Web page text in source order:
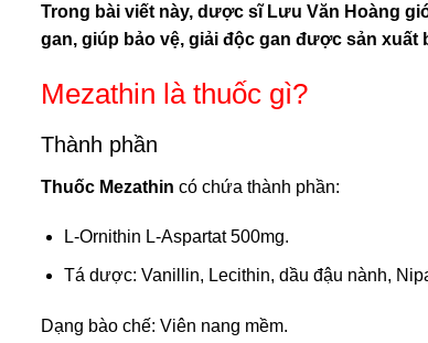
Trong bài viết này, dược sĩ Lưu Văn Hoàng
gan, giúp bảo vệ, giải độc gan được sản xuất
Mezathin là thuốc gì?
Thành phần
Thuốc Mezathin có chứa thành phần:
L-Ornithin L-Aspartat 500mg.
Tá dược: Vanillin, Lecithin, dầu đậu nành,
Dạng bào chế: Viên nang mềm.